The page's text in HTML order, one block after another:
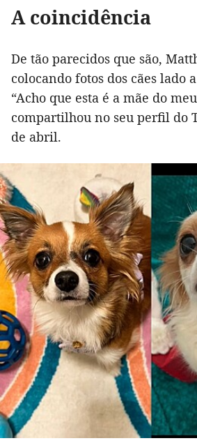
A coincidência
De tão parecidos que são,
colocando fotos dos cães lado
“Acho que esta é a mãe do
compartilhou no seu perfil do
de abril.